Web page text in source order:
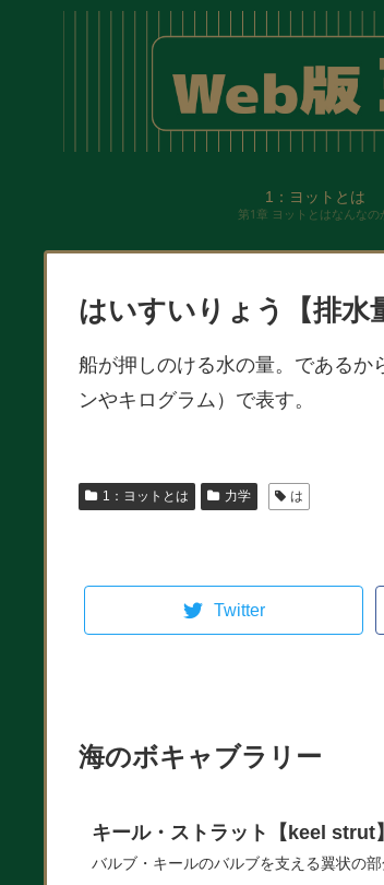
1：ヨットとは
第1章 ヨットとはなんなの
はいすいりょう【排水
船が押しのける水の量。であるか
ンやキログラム）で表す。
1：ヨットとは 力学 は
Twitter
海のボキャブラリー
キール・ストラット【keel strut】
バルブ・キールのバルブを支える翼状の部